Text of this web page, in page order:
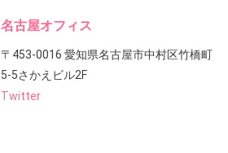
名古屋オフィス
〒453-0016 愛知県名古屋市中村区竹橋町
5-5さかえビル2F
Twitter